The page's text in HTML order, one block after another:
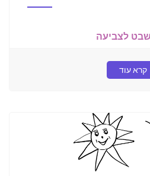
לצביעה
קרא עוד